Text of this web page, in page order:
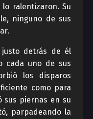
lo ralentizaron. Su
ninguno de sus
detrás de él
cada uno de sus
los disparos
como para
sus piernas en su
parpadeando la